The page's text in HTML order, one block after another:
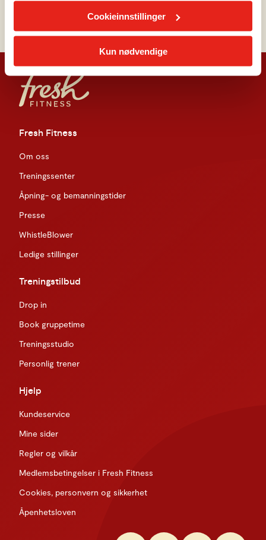
Cookieinnstillinger
Kun nødvendige
med andre helseparametere som f.eks. stress og søvn.
Fresh Fitness
Om oss
Treningssenter
Åpning- og bemanningstider
Presse
WhistleBlower
Ledige stillinger
Treningstilbud
Drop in
Book gruppetime
Treningsstudio
Personlig trener
Hjelp
Kundeservice
Mine sider
Regler og vilkår
Medlemsbetingelser i Fresh Fitness
Cookies, personvern og sikkerhet
Åpenhetsloven